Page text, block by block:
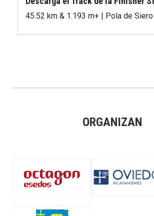
45.52 km & 1.193 m+ | Pola de Siero
ORGANIZAN